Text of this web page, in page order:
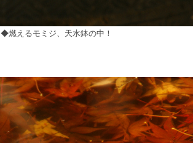
◆燃えるモミジ、天水鉢の中！